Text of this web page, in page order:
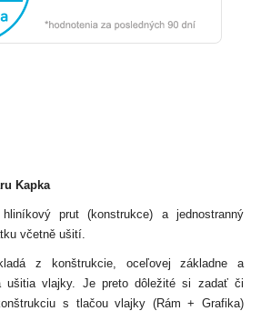
Kapka
prut (konstrukce) a jednostranný
včetně ušití.
z konštrukcie, oceľovej základne a
ušitia vlajky. Je preto dôležité si zadať či
s tlačou vlajky (Rám + Grafika)